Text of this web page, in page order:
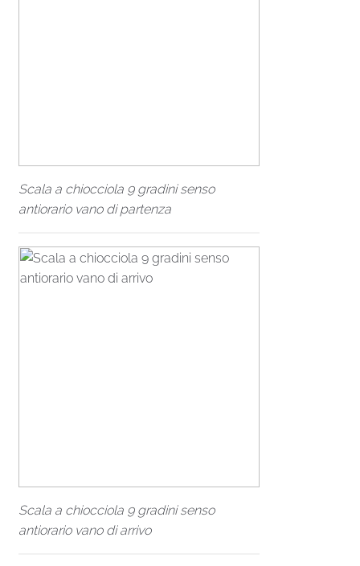
Scala a chiocciola 9 gradini senso
antiorario vano di partenza
Scala a chiocciola 9 gradini senso
antiorario vano di arrivo